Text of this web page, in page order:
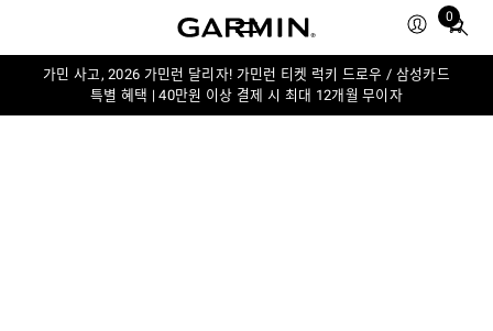
0
Total
in
가민 사고, 2026 가민런 달리자! 가민런 티켓 럭키 드로우 / 삼성카드
특별 혜택 | 40만원 이상 결제 시 최대 12개월 무이자